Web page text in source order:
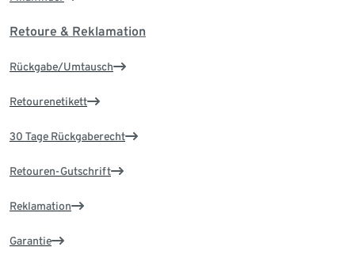
Retoure & Reklamation
Rückgabe/Umtausch
Retourenetikett
30 Tage Rückgaberecht
Retouren-Gutschrift
Reklamation
Garantie